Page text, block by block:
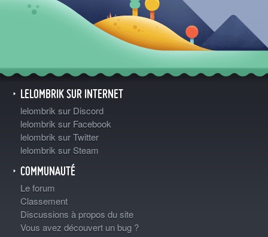
LELOMBRIK SUR INTERNET
lelombrik sur Discord
lelombrik sur Facebook
lelombrik sur Twitter
lelombrik sur Steam
COMMUNAUTÉ
Le forum
Classement
Discussions à propos du site
Vous avez découvert un bug ?